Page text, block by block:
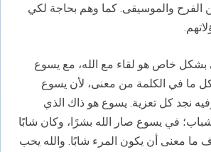
الفرح والموسيقى. كما وهم بحاجة لكي
بشكل خاص هو لقاء مع الله، مع يسوع
ما في الكلمة من معنى، لأن يسوع
نجد كل تعزية. يسوع هو ذاك الذي
في يسوع صار الله بشرًا، وكان شابًا
ما معنى أن يكون المرء شابًا. والله يحب